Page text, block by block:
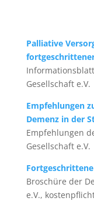
Palliative
Gesellschaft e.V.
Empfehlungen
Demenz in der
Empfehlungen
Gesellschaft e.V.
Broschüre der
e.V.,